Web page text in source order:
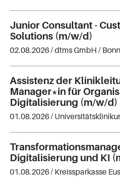
Junior Consultant -
Solutions (m/w/d)
02.08.2026 /dtms GmbH / Bonn
Assistenz der
Manager*in für
Digitalisierung (m/w/d)
01.08.2026 /
Digitalisierung und KI
01.08.2026 / Kreissparkasse